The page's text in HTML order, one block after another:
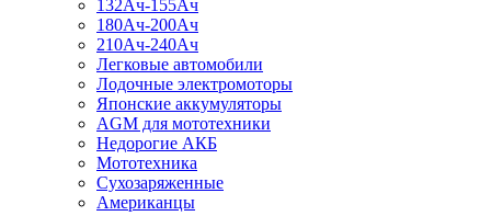
132Ач-155Ач
180Ач-200Ач
210Ач-240Ач
Легковые автомобили
Лодочные электромоторы
Японские аккумуляторы
AGM для мототехники
Недорогие АКБ
Мототехника
Сухозаряженные
Американцы